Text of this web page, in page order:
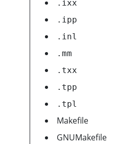
.ixx
.ipp
.inl
.mm
.txx
.tpp
.tpl
Makefile
GNUMakefile